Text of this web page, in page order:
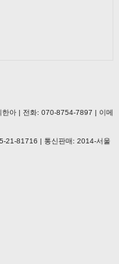
한아 | 전화: 070-8754-7897 | 이메
21-81716 | 통신판매: 2014-서울